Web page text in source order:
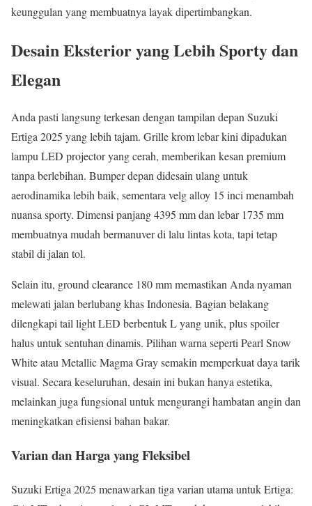
keunggulan yang membuatnya layak dipertimbangkan.
Desain Eksterior yang Lebih Sporty dan
Elegan
Anda pasti langsung terkesan dengan tampilan depan Suzuki
Ertiga 2025 yang lebih tajam. Grille krom lebar kini dipadukan
lampu LED projector yang cerah, memberikan kesan premium
tanpa berlebihan. Bumper depan didesain ulang untuk
aerodinamika lebih baik, sementara velg alloy 15 inci menambah
nuansa sporty. Dimensi panjang 4395 mm dan lebar 1735 mm
membuatnya mudah bermanuver di lalu lintas kota, tapi tetap
stabil di jalan tol.
Selain itu, ground clearance 180 mm memastikan Anda nyaman
melewati jalan berlubang khas Indonesia. Bagian belakang
dilengkapi tail light LED berbentuk L yang unik, plus spoiler
halus untuk sentuhan dinamis. Pilihan warna seperti Pearl Snow
White atau Metallic Magma Gray semakin memperkuat daya tarik
visual. Secara keseluruhan, desain ini bukan hanya estetika,
melainkan juga fungsional untuk mengurangi hambatan angin dan
meningkatkan efisiensi bahan bakar.
Varian dan Harga yang Fleksibel
Suzuki Ertiga 2025 menawarkan tiga varian utama untuk Ertiga: